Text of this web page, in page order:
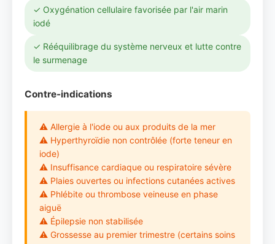
✓ Oxygénation cellulaire favorisée par l'air marin
iodé
✓ Rééquilibrage du système nerveux et lutte contre
le surmenage
Contre-indications
⚠ Allergie à l'iode ou aux produits de la mer
⚠ Hyperthyroïdie non contrôlée (forte teneur en
iode)
⚠ Insuffisance cardiaque ou respiratoire sévère
⚠ Plaies ouvertes ou infections cutanées actives
⚠ Phlébite ou thrombose veineuse en phase
aiguë
⚠ Épilepsie non stabilisée
⚠ Grossesse au premier trimestre (certains soins